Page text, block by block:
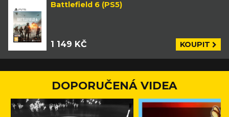
Battlefield 6 (PS5)
1 149 KČ KOUPIT
DOPORUČENÁ VIDEA